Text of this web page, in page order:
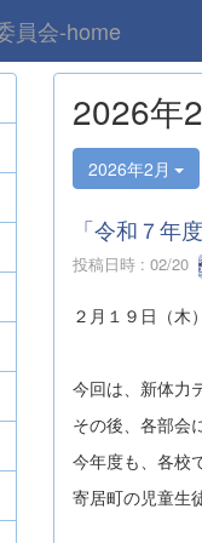
員会-home
2026年
2026年2月
「令和７
投稿日時 : 02/20
２月１９日（
今回は、新体力
その後、各部会
今年度も、各校
寄居町の児童生